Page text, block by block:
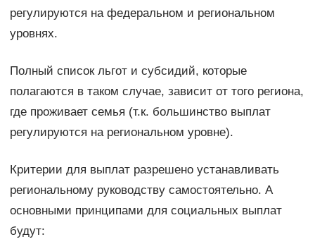
регулируются на федеральном и региональном
уровнях.
Полный список льгот и субсидий, которые
полагаются в таком случае, зависит от того региона,
где проживает семья (т.к. большинство выплат
регулируются на региональном уровне).
Критерии для выплат разрешено устанавливать
региональному руководству самостоятельно. А
основными принципами для социальных выплат
будут: